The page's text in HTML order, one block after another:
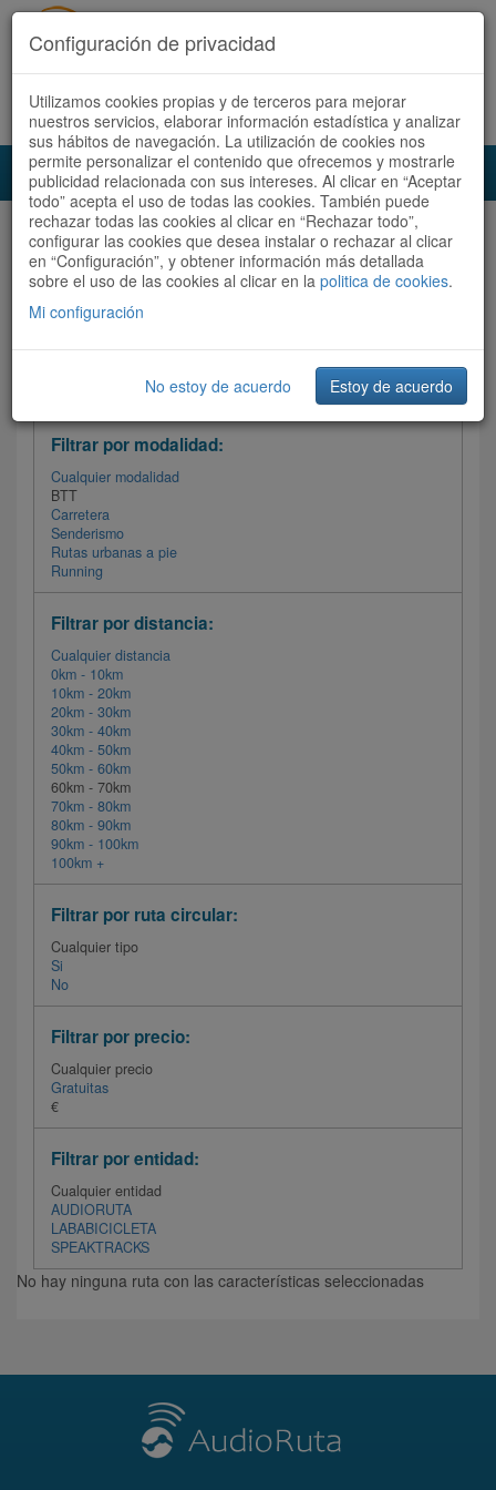
Acceder Registrate ahora Español | Català
Audioruta Todas las rutas
Todas las rutas Ordenar por:Más recientes
Filtrar las rutas
Filtrar por modalidad:
Cualquier modalidad
BTT
Carretera
Senderismo
Rutas urbanas a pie
Running
Filtrar por distancia:
Cualquier distancia
0km - 10km
10km - 20km
20km - 30km
30km - 40km
40km - 50km
50km - 60km
60km - 70km
70km - 80km
80km - 90km
90km - 100km
100km +
Filtrar por ruta circular:
Cualquier tipo
Si
No
Filtrar por precio:
Cualquier precio
Gratuitas
€
Filtrar por entidad:
Cualquier entidad
AUDIORUTA
LABABICICLETA
SPEAKTRACKS
No hay ninguna ruta con las características seleccionadas
Configuración de privacidad
Utilizamos cookies propias y de terceros para mejorar
nuestros servicios, elaborar información estadística y analizar
sus hábitos de navegación. La utilización de cookies nos
permite personalizar el contenido que ofrecemos y mostrarle
publicidad relacionada con sus intereses. Al clicar en “Aceptar
todo” acepta el uso de todas las cookies. También puede
rechazar todas las cookies al clicar en “Rechazar todo”,
configurar las cookies que desea instalar o rechazar al clicar
en “Configuración”, y obtener información más detallada
sobre el uso de las cookies al clicar en la politica de cookies.
Mi configuración
No estoy de acuerdo Estoy de acuerdo